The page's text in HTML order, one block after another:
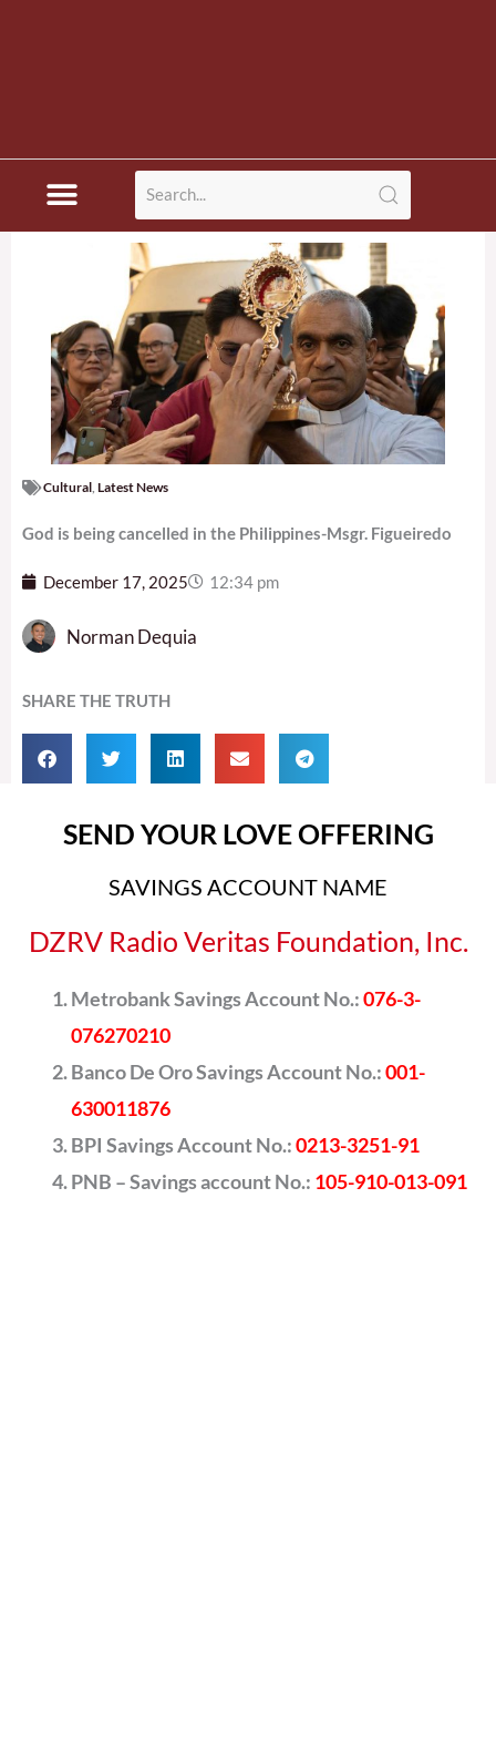
Cultural Latest News
God is being cancelled in the Philippines-Msgr. Figueiredo
December 17, 2025 12:34 pm
Norman Dequia
SHARE THE TRUTH
SEND YOUR LOVE OFFERING
SAVINGS ACCOUNT NAME
DZRV Radio Veritas Foundation, Inc.
Metrobank Savings Account No.:076-3-
076270210
Banco De Oro Savings Account No.:001-
630011876
BPI Savings Account No.:0213-3251-91
PNB – Savings account No.: 105-910-013-091